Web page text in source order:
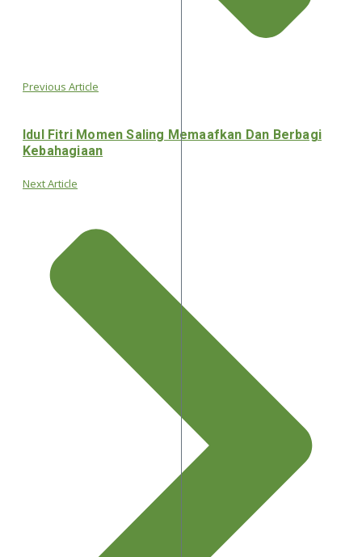
Previous Article
Idul Fitri Momen Saling Memaafkan Dan Berbagi
Kebahagiaan
Next Article